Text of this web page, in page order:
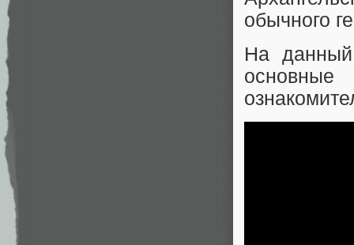
обычного
На